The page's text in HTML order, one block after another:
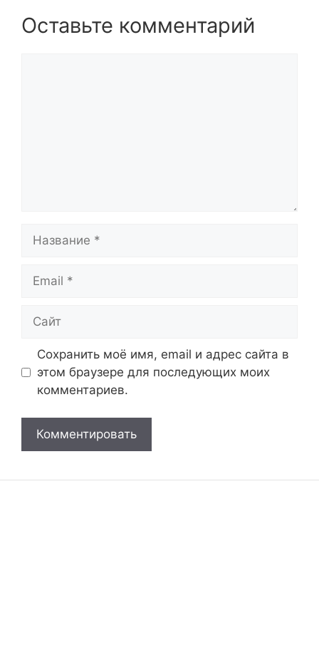
Оставьте комментарий
Название
Email
Сайт
Сохранить моё имя, email и адрес сайта в
этом браузере для последующих моих
комментариев.